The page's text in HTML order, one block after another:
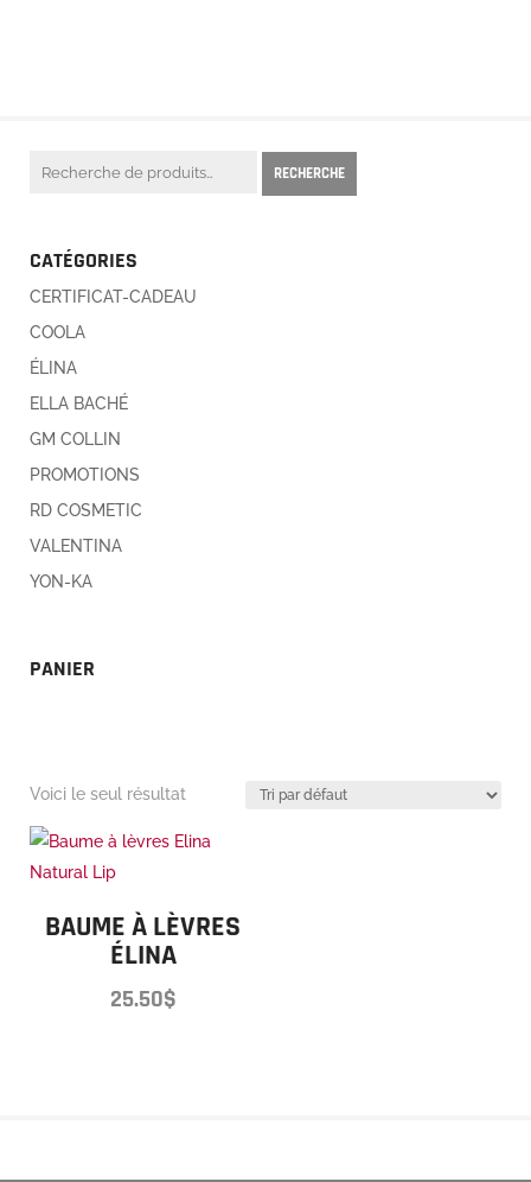
Recherche
RECHERCHE
CATÉGORIES
CERTIFICAT-CADEAU
COOLA
ÉLINA
ELLA BACHÉ
GM COLLIN
PROMOTIONS
RD COSMETIC
VALENTINA
YON-KA
PANIER
Voici le seul résultat
BAUME À LÈVRES
ÉLINA
25.50$